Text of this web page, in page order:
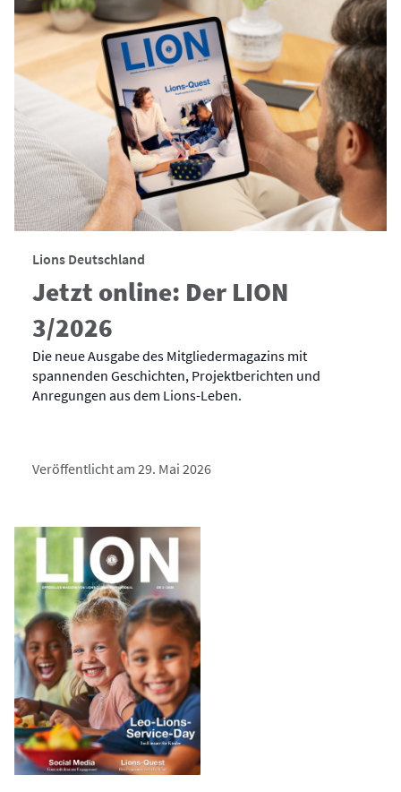
Lions Deutschland
Jetzt online: Der LION
3/2026
Die neue Ausgabe des Mitgliedermagazins mit
spannenden Geschichten, Projektberichten und
Anregungen aus dem Lions-Leben.
Veröffentlicht am 29. Mai 2026